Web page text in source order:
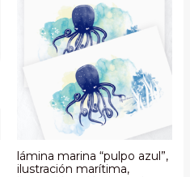
lámina marina “pulpo azul”,
ilustración marítima,